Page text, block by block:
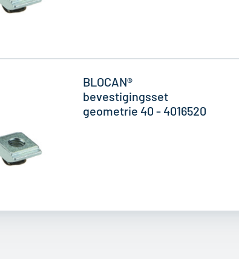
BLOCAN®
bevestigingsset
geometrie 40 - 4016520